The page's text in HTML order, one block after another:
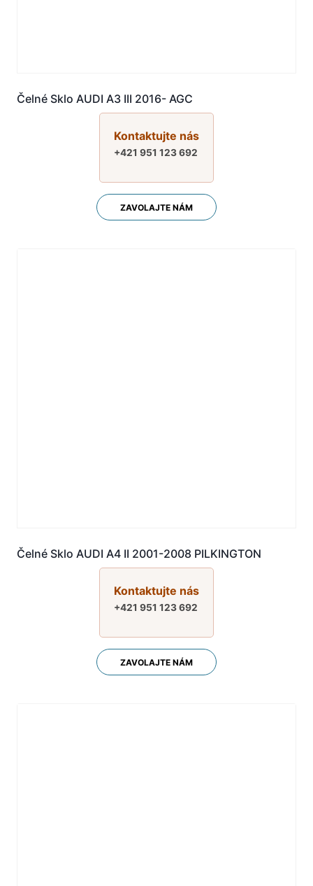
Čelné Sklo AUDI A3 III 2016- AGC
Kontaktujte nás
+421 951 123 692
ZAVOLAJTE NÁM
Čelné Sklo AUDI A4 II 2001-2008 PILKINGTON
Kontaktujte nás
+421 951 123 692
ZAVOLAJTE NÁM